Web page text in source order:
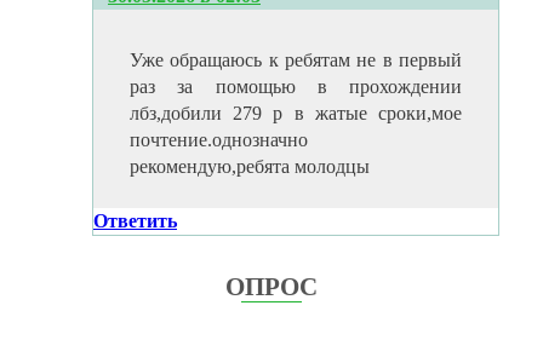
Уже обращаюсь к ребятам не в первый
раз за помощью в прохождении
лбз,добили 279 р в жатые сроки,мое
почтение.однозначно
рекомендую,ребята молодцы
Ответить
ОПРОС